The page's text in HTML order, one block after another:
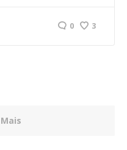
0 3